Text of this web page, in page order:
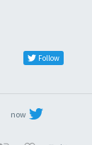
Follow
now